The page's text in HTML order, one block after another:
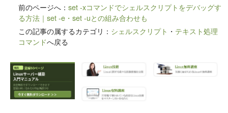
前のページへ：set -xコマンドでシェルスクリプトをデバッグす
る方法｜set -e・set -uとの組み合わせも
この記事の属するカテゴリ： シェルスクリプト ・ テキスト処理
コマンドへ戻る